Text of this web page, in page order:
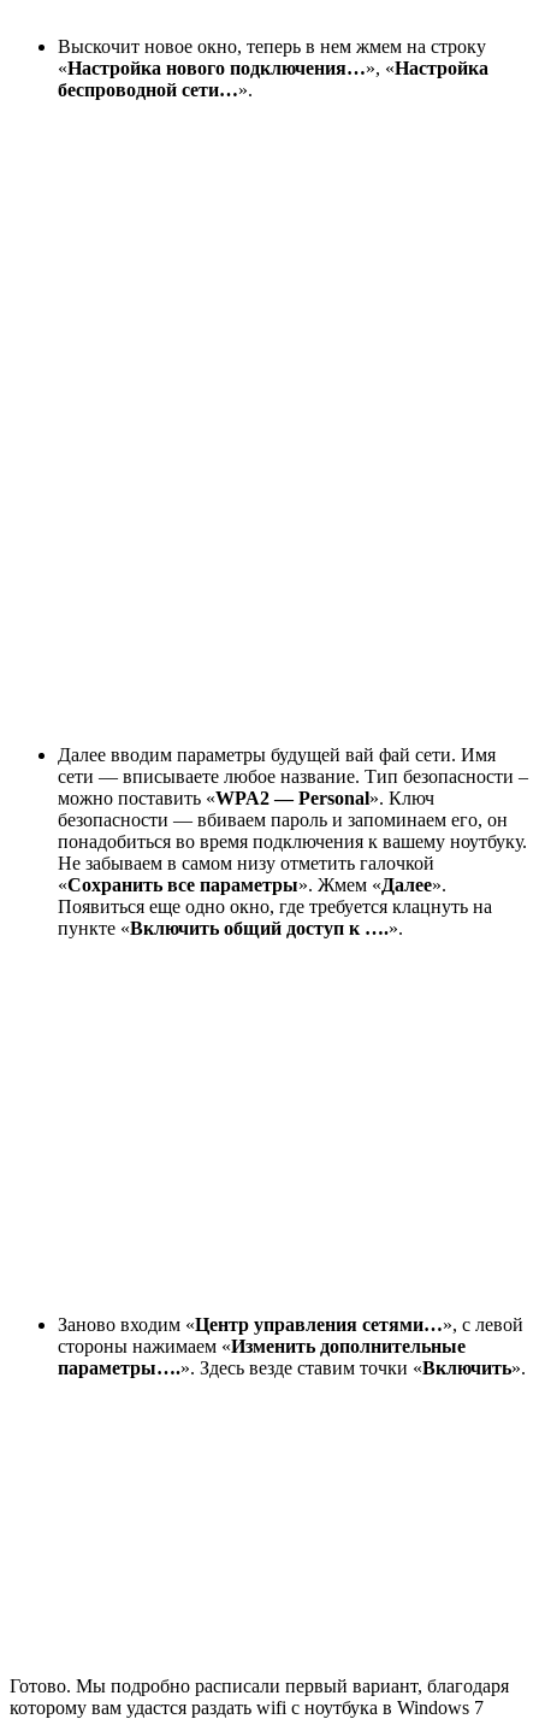
Выскочит новое окно, теперь в нем жмем на строку
«Настройка нового подключения…», «Настройка
беспроводной сети…».
Далее вводим параметры будущей вай фай сети. Имя
сети — вписываете любое название. Тип безопасности –
можно поставить «WPA2 — Personal». Ключ
безопасности — вбиваем пароль и запоминаем его, он
понадобиться во время подключения к вашему ноутбуку.
Не забываем в самом низу отметить галочкой
«Сохранить все параметры». Жмем «Далее».
Появиться еще одно окно, где требуется клацнуть на
пункте «Включить общий доступ к ….».
Заново входим «Центр управления сетями…», с левой
стороны нажимаем «Изменить дополнительные
параметры….». Здесь везде ставим точки «Включить».
Готово. Мы подробно расписали первый вариант, благодаря
которому вам удастся раздать wifi с ноутбука в Windows 7